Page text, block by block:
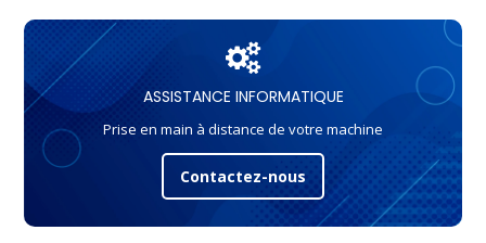
ASSISTANCE INFORMATIQUE
Prise en main à distance de votre machine
Contactez-nous